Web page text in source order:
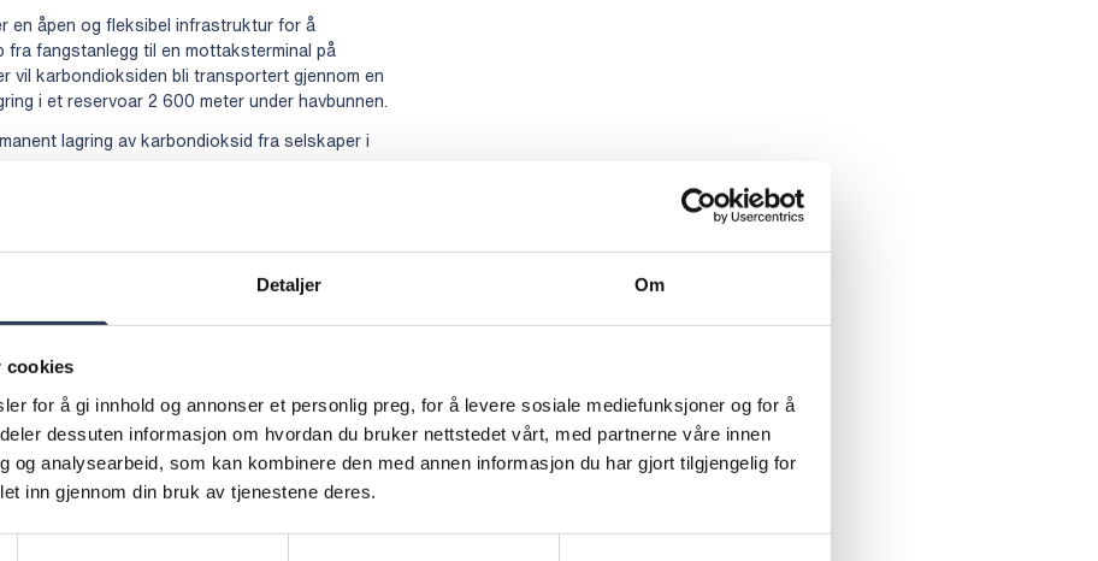
Detaljer Om
cookies
for å gi innhold og annonser et personlig preg, for å levere sosiale mediefunksjoner og for å
dessuten informasjon om hvordan du bruker nettstedet vårt, med partnerne våre innen
og analysearbeid, som kan kombinere den med annen informasjon du har gjort tilgjengelig for
inn gjennom din bruk av tjenestene deres.
en åpen og fleksibel infrastruktur for å
fangstanlegg til en mottaksterminal på
vil karbondioksiden bli transportert gjennom en
i et reservoar 2 600 meter under havbunnen.
lagring av karbondioksid fra selskaper i
til et av Europas
innen
og at vår
til nytte.